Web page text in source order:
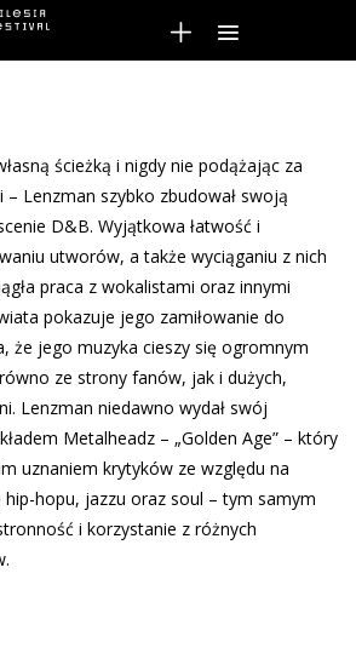
ścieżką i nigdy nie podążając za
Lenzman szybko zbudował swoją
D&B. Wyjątkowa łatwość i
utworów, a także wyciąganiu z nich
praca z wokalistami oraz innymi
pokazuje jego zamiłowanie do
że jego muzyka cieszy się ogromnym
ze strony fanów, jak i dużych,
Lenzman niedawno wydał swój
Metalheadz – „Golden Age” – który
uznaniem krytyków ze względu na
hip-hopu, jazzu oraz soul – tym samym
i korzystanie z różnych